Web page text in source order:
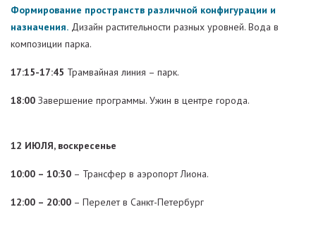
Формирование пространств различной конфигурации и
назначения. Дизайн растительности разных уровней. Вода в
композиции парка.
17:15-17:45 Трамвайная линия – парк.
18:00 Завершение программы. Ужин в центре города.
12 ИЮЛЯ, воскресенье
10:00 – 10:30 – Трансфер в аэропорт Лиона.
12:00 – 20:00 – Перелет в Санкт-Петербург